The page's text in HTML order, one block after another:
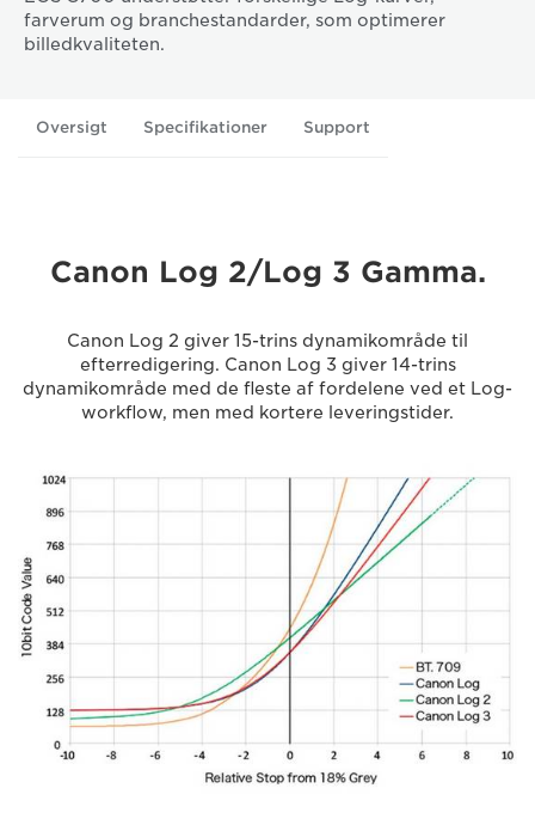
farverum og branchestandarder, som optimerer
billedkvaliteten.
Oversigt Specifikationer Support
Canon Log 2/Log 3 Gamma.
Canon Log 2 giver 15-trins dynamikområde til
efterredigering. Canon Log 3 giver 14-trins
dynamikområde med de fleste af fordelene ved et Log-
workflow, men med kortere leveringstider.